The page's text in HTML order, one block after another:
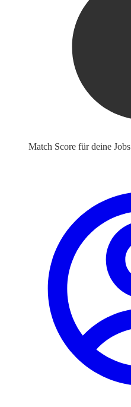
Match Score für deine Jobs